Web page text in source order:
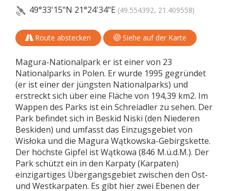
49°33'15"N 21°24'34"E (49.554392, 21.409558)
Route abstecken Siehe auf der Karte
Magura-Nationalpark er ist einer von 23
Nationalparks in Polen. Er wurde 1995 gegründet
(er ist einer der jüngsten Nationalparks) und
erstreckt sich über eine Fläche von 194,39 km2. Im
Wappen des Parks ist ein Schreiadler zu sehen. Der
Park befindet sich in Beskid Niski (den Niederen
Beskiden) und umfasst das Einzugsgebiet von
Wisłoka und die Magura Wątkowska-Gebirgskette.
Der höchste Gipfel ist Wątkowa (846 M.ü.d.M.). Der
Park schützt ein in den Karpaty (Karpaten)
einzigartiges Übergangsgebiet zwischen den Ost-
und Westkarpaten. Es gibt hier zwei Ebenen der